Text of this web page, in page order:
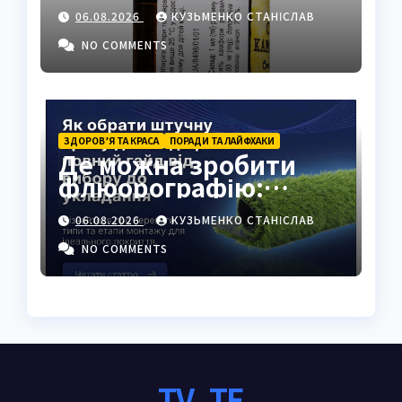
властивостями
06.08.2026
КУЗЬМЕНКО СТАНІСЛАВ
NO COMMENTS
ЗДОРОВ’Я ТА КРАСА ПОРАДИ ТА ЛАЙФХАКИ
Де можна зробити
флюорографію:
повний гід для
українців
06.08.2026
КУЗЬМЕНКО СТАНІСЛАВ
NO COMMENTS